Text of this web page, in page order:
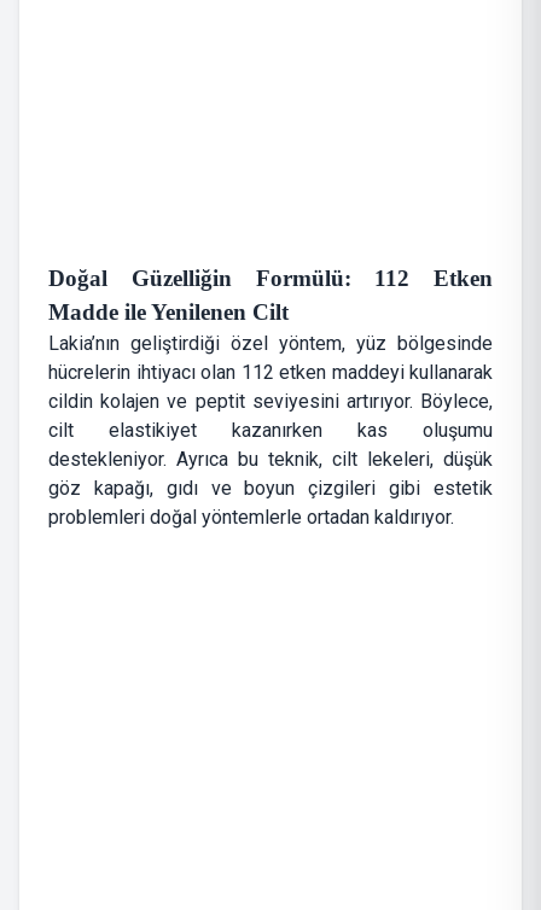
Doğal Güzelliğin Formülü: 112 Etken
Madde ile Yenilenen Cilt
Lakia’nın geliştirdiği özel yöntem, yüz bölgesinde
hücrelerin ihtiyacı olan 112 etken maddeyi kullanarak
cildin kolajen ve peptit seviyesini artırıyor. Böylece,
cilt elastikiyet kazanırken kas oluşumu
destekleniyor. Ayrıca bu teknik, cilt lekeleri, düşük
göz kapağı, gıdı ve boyun çizgileri gibi estetik
problemleri doğal yöntemlerle ortadan kaldırıyor.